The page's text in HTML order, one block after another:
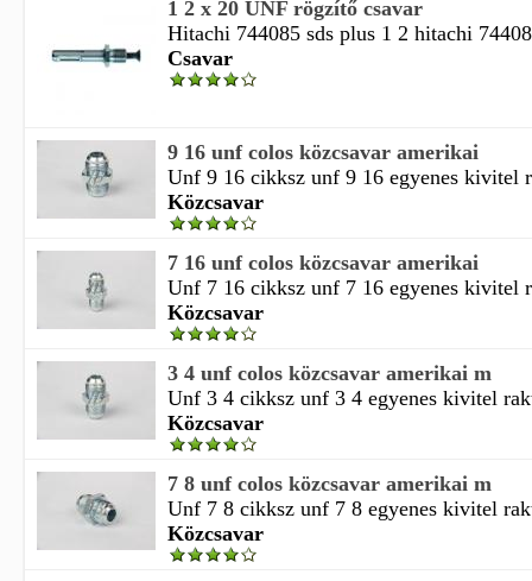
1 2 x 20 UNF rögzítő csavar
Hitachi 744085 sds plus 1 2 hitachi
Csavar
9 16 unf colos közcsavar amerikai
Unf 9 16 cikksz unf 9 16 egyenes kivitel
Közcsavar
7 16 unf colos közcsavar amerikai
Unf 7 16 cikksz unf 7 16 egyenes kivitel
Közcsavar
3 4 unf colos közcsavar amerikai m
Unf 3 4 cikksz unf 3 4 egyenes kivitel
Közcsavar
7 8 unf colos közcsavar amerikai m
Unf 7 8 cikksz unf 7 8 egyenes kivitel
Közcsavar